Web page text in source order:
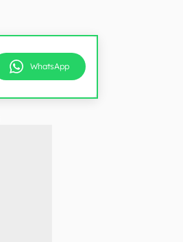
WhatsApp